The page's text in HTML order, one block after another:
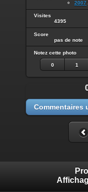
2007
Visites
4395
Score
pas de note
Notez cette photo
0 1
Commentaires